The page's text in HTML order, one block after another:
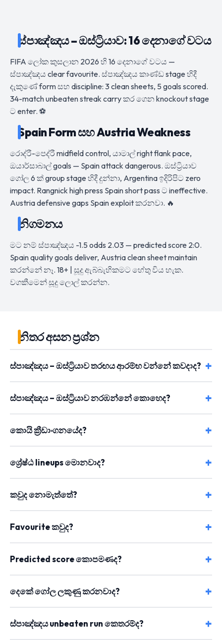
ස්පාඤ්ඤය – ඔස්ට්‍රියාව: 16 දෙනාගේ වටය
FIFA ලෝක කුසලාන 2026 හි 16 දෙනාගේ වටය —
ස්පාඤ්ඤය clear favourite. ස්පාඤ්ඤය කාණ්ඩ stage හිදී
දැකුණේ form සහ discipline: 3 clean sheets, 5 goals scored.
34-match unbeaten streak carry කර ගෙන knockout stage
ට enter. ⚽
Spain Form සහ Austria Weakness
රොද්රී-පෙද්රී midfield control, යාමාල් right flank pace,
ඔයාර්සාබාල් goals — Spain attack dangerous. ඔස්ට්‍රියාව
ගෝල 6 ක් group stage හිදී දුන්නා, Argentina ඉදිරිපිට zero
impact. Rangnick high press Spain short pass ට ineffective.
Austria defensive gaps Spain exploit කරනවා. 🔥
නිගමනය
මට නම් ස්පාඤ්ඤය -1.5 odds 2.03 — predicted score 2:0.
Spain quality goals deliver, Austria clean sheet maintain
කරන්නේ නෑ. 18+ | සූදු ඇබ්බැහිකමට හේතු විය හැක.
වගකීමෙන් සූදු ලොල් කරන්න.
නිතර අසන ප්‍රශ්න
ස්පාඤ්ඤය – ඔස්ට්‍රියාව තරඟය ආරම්භ වන්නේ කවදාද?
ස්පාඤ්ඤය – ඔස්ට්‍රියාව නරඹන්නේ කොහෙද?
කොයි ක්‍රීඩාංගනයේද?
ශ්‍රේෂ්ඨ lineups මොනවාද?
කවුද නොමැත්තේ?
Favourite කවුද?
Predicted score කොපමණද?
දෙකේ ගෝල ලකුණු කරනවාද?
ස්පාඤ්ඤය unbeaten run කෙතරම්ද?